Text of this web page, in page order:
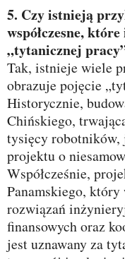
5. Czy istnieją przykłady historyczne lub
współczesne,
„tytanicznej
Tak, istnieje wiele
obrazuje pojęcie
Historycznie,
Chińskiego,
tysięcy robotników,
projektu o
Współcześnie,
Panamskiego, który
rozwiązań
finansowych oraz
jest uznawany za